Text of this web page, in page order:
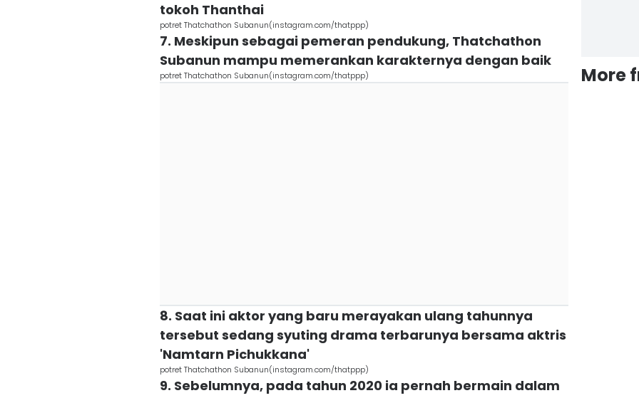
tokoh Thanthai
potret Thatchathon Subanun(instagram.com/thatppp)
7. Meskipun sebagai pemeran pendukung, Thatchathon
Subanun mampu memerankan karakternya dengan baik
potret Thatchathon Subanun(instagram.com/thatppp)
8. Saat ini aktor yang baru merayakan ulang tahunnya
tersebut sedang syuting drama terbarunya bersama aktris
'Namtarn Pichukkana'
potret Thatchathon Subanun(instagram.com/thatppp)
9. Sebelumnya, pada tahun 2020 ia pernah bermain dalam
More